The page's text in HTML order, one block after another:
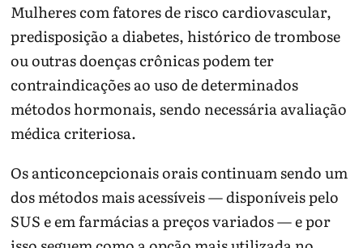
Mulheres com fatores de risco cardiovascular,
predisposição a diabetes, histórico de trombose
ou outras doenças crônicas podem ter
contraindicações ao uso de determinados
métodos hormonais, sendo necessária avaliação
médica criteriosa.
Os anticoncepcionais orais continuam sendo um
dos métodos mais acessíveis — disponíveis pelo
SUS e em farmácias a preços variados — e por